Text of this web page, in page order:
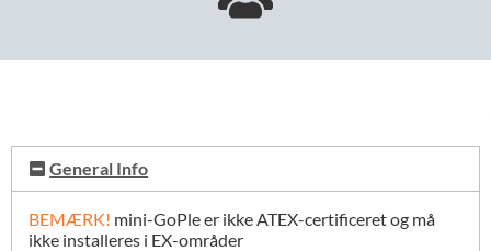
General Info
BEMÆRK! mini-GoPle er ikke ATEX-certificeret og må
ikke installeres i EX-områder